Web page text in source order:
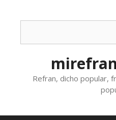
Refran, dicho popular,